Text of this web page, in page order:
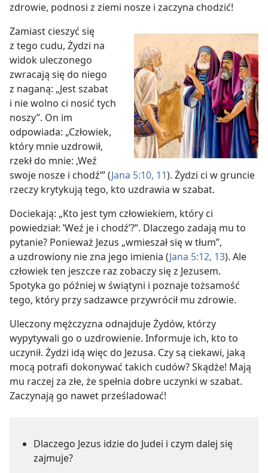
zdrowie, podnosi z ziemi nosze i zaczyna chodzić!
Zamiast cieszyć się
z tego cudu, Żydzi na
widok uleczonego
zwracają się do niego
z naganą: „Jest szabat
i nie wolno ci nosić tych
noszy”. On im
odpowiada: „Człowiek,
który mnie uzdrowił,
rzekł do mnie: ‚Weź
swoje nosze i chodź’” (Jana 5:10, 11). Żydzi ci w gruncie
rzeczy krytykują tego, kto uzdrawia w szabat.
Dociekają: „Kto jest tym człowiekiem, który ci
powiedział: ‛Weź je i chodź’?”. Dlaczego zadają mu to
pytanie? Ponieważ Jezus „wmieszał się w tłum”,
a uzdrowiony nie zna jego imienia (Jana 5:12, 13). Ale
człowiek ten jeszcze raz zobaczy się z Jezusem.
Spotyka go później w świątyni i poznaje tożsamość
tego, który przy sadzawce przywrócił mu zdrowie.
Uleczony mężczyzna odnajduje Żydów, którzy
wypytywali go o uzdrowienie. Informuje ich, kto to
uczynił. Żydzi idą więc do Jezusa. Czy są ciekawi, jaką
mocą potrafi dokonywać takich cudów? Skądże! Mają
mu raczej za złe, że spełnia dobre uczynki w szabat.
Zaczynają go nawet prześladować!
Dlaczego Jezus idzie do Judei i czym dalej się
zajmuje?